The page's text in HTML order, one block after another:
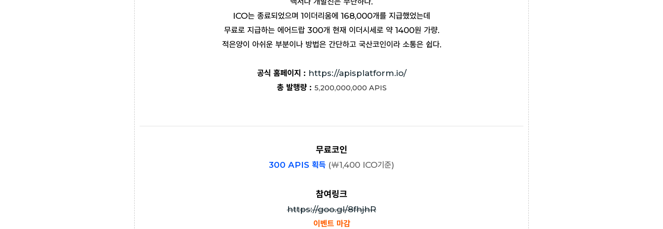
ICO는 종료되었으며 1이더리움에 168,000개를 지급했었는데
무료로 지급하는 에어드랍 300개 현재 이더시세로 약 1400원 가량.
적은양이 아쉬운 부분이나 방법은 간단하고 국산코인이라 소통은 쉽다.
공식 홈페이지 : https://apisplatform.io/
총 발행량 : 5,200,000,000 APIS
무료코인
300 APIS 획득 (￦1,400 ICO기준)
참여링크
https://goo.gl/8fhjhR
이벤트 마감